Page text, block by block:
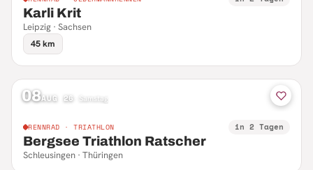
Karli Krit
Leipzig · Sachsen
45 km
08AUG 26 Samstag
RENNRAD · TRIATHLON in 2 Tagen
Bergsee Triathlon Ratscher
Schleusingen · Thüringen